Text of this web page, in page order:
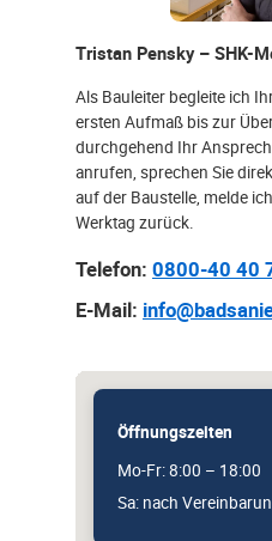
Tristan Pensky – SHK-
Als Bauleiter begleite ich
ersten Aufmaß bis zur
durchgehend Ihr
anrufen, sprechen Sie
auf der Baustelle, melde
Werktag zurück.
Telefon: 0800-40 40
E-Mail:
Öffnungszeiten
Mo-Fr: 8:00 – 18:00
Sa: nach